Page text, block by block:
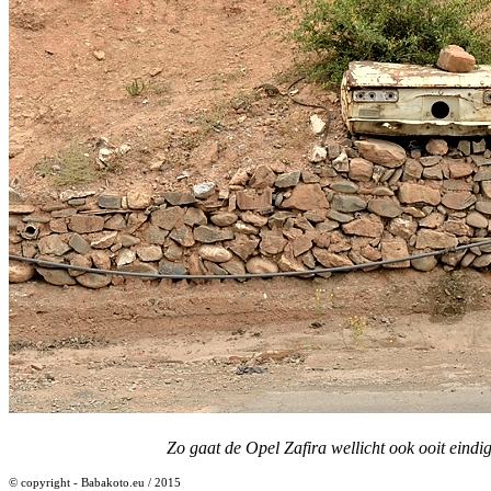
Zo gaat de Opel Zafira wellicht ook ooit
© copyright - Babakoto.eu / 2015